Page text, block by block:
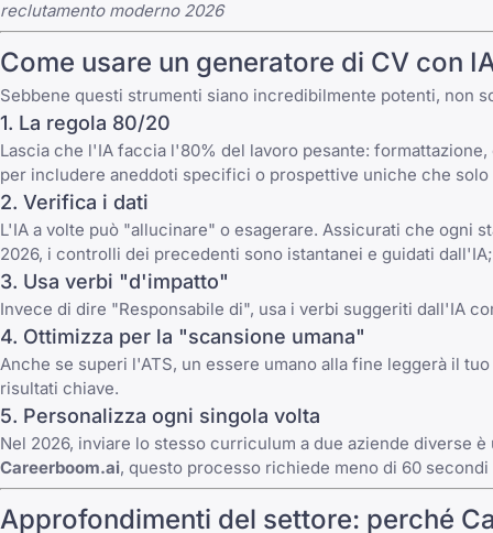
reclutamento moderno 2026
Come usare un generatore di CV con
Sebbene questi strumenti siano incredibilmente potenti, non
1. La regola 80/20
Lascia che l'IA faccia l'80% del lavoro pesante:
per includere aneddoti specifici o prospettive uniche che solo
2. Verifica i dati
L'IA a volte può "allucinare" o esagerare. Assicurati che ogni
2026, i controlli dei precedenti sono istantanei e guidati
3. Usa verbi "d'impatto"
Invece di dire "Responsabile di", usa i verbi suggeriti dall'IA
4. Ottimizza per la "scansione umana"
Anche se superi l'ATS, un essere umano alla fine leggerà il
risultati chiave.
5. Personalizza ogni singola volta
Nel 2026, inviare lo stesso curriculum a due aziende diverse
Careerboom.ai, questo processo richiede meno di 60
Approfondimenti del settore: perché